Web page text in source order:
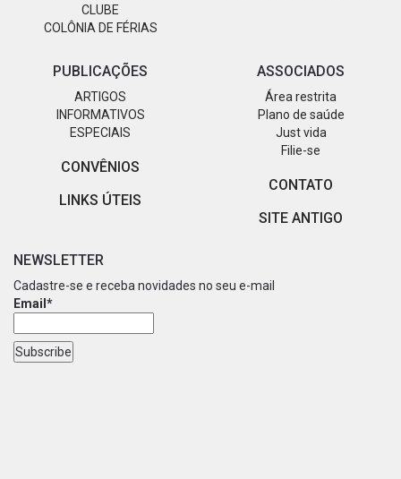
CLUBE
COLÔNIA DE FÉRIAS
PUBLICAÇÕES
ARTIGOS
INFORMATIVOS
ESPECIAIS
CONVÊNIOS
LINKS ÚTEIS
ASSOCIADOS
Área restrita
Plano de saúde
Just vida
Filie-se
CONTATO
SITE ANTIGO
NEWSLETTER
Cadastre-se e receba novidades no seu e-mail
Email*